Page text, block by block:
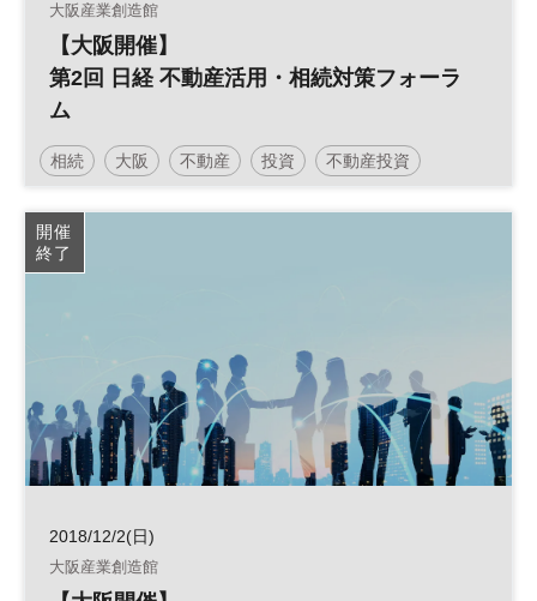
大阪産業創造館
【大阪開催】
第2回 日経 不動産活用・相続対策フォーラ
ム
相続 大阪 不動産 投資 不動産投資
不動産活用 土地活用 民泊
空家
開催
終了
2018/12/2(日)
大阪産業創造館